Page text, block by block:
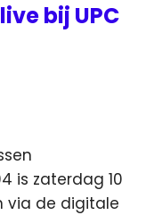
bij UPC
is zaterdag 10
via de digitale